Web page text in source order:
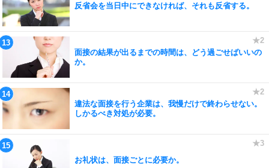
反省会を当日中にできなければ、それも反省する。
面接の結果が出るまでの時間は、どう過ごせばいいの
か。
違法な面接を行う企業は、我慢だけで終わらせない。
しかるべき対処が必要。
お礼状は、面接ごとに必要か。